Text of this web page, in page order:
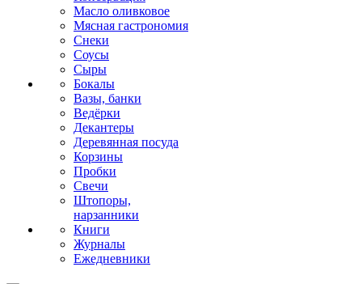
Масло оливковое
Мясная гастрономия
Снеки
Соусы
Сыры
Бокалы
Вазы, банки
Ведёрки
Декантеры
Деревянная посуда
Корзины
Пробки
Свечи
Штопоры,
нарзанники
Книги
Журналы
Ежедневники